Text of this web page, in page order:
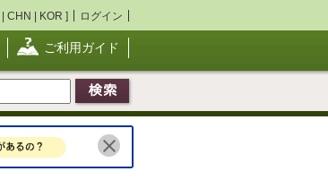
| CHN | KOR ] ログイン
ご利用ガイド